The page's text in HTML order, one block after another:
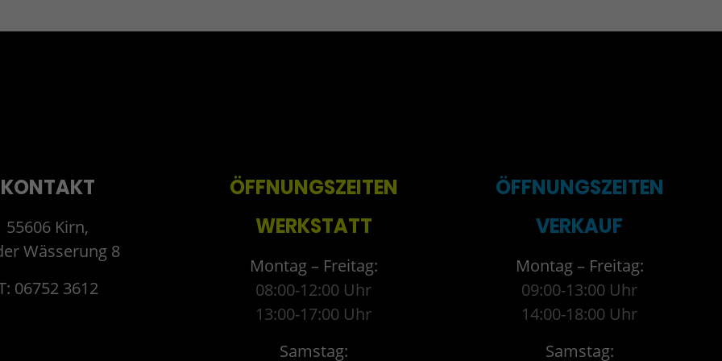
KONTAKT
55606 Kirn,
Wässerung 8
06752 3612
ÖFFNUNGSZEITEN
WERKSTATT
Montag – Freitag:
08:00-12:00 Uhr
13:00-17:00 Uhr
Samstag:
ÖFFNUNGSZEITEN
VERKAUF
Montag – Freitag:
09:00-13:00 Uhr
14:00-18:00 Uhr
Samstag: